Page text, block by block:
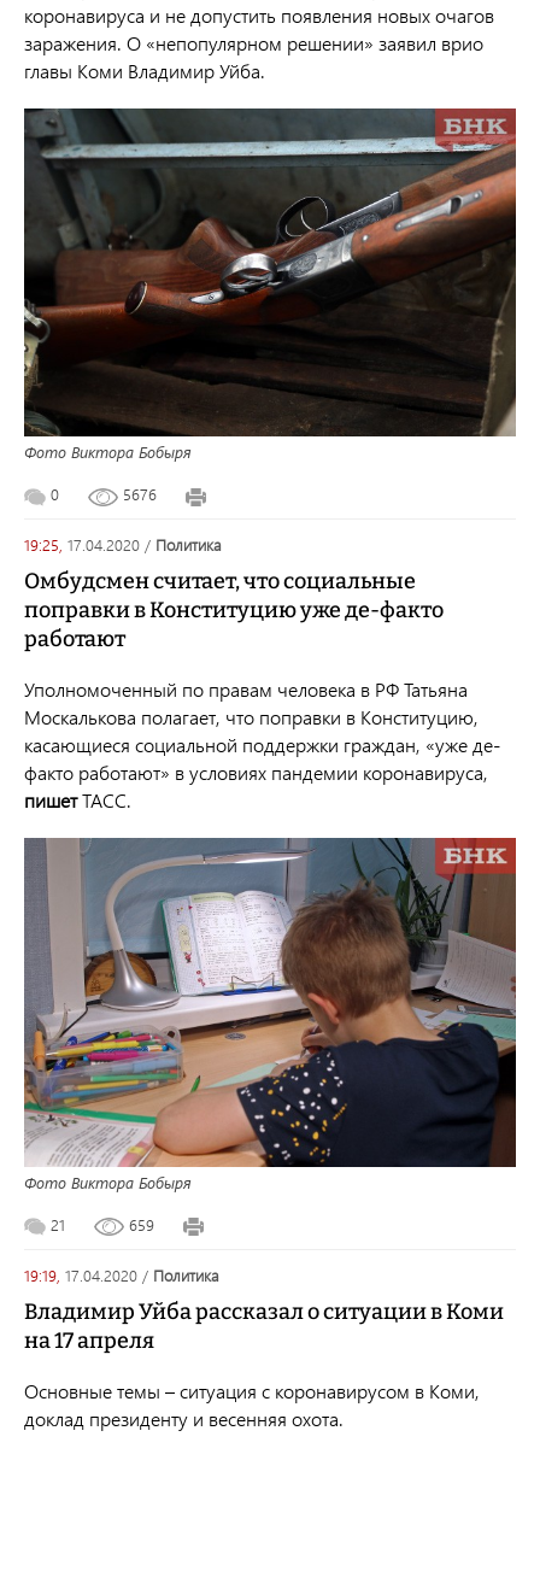
коронавируса и не допустить появления новых очагов
заражения. О «непопулярном решении» заявил врио
главы Коми Владимир Уйба.
Фото Виктора Бобыря
0 5676
19:25, 17.04.2020 / политика
Омбудсмен считает, что социальные
поправки в Конституцию уже де-факто
работают
Уполномоченный по правам человека в РФ Татьяна
Москалькова полагает, что поправки в Конституцию,
касающиеся социальной поддержки граждан, «уже де-
факто работают» в условиях пандемии коронавируса,
пишетТАСС.
Фото Виктора Бобыря
21 659
19:19, 17.04.2020 / политика
Владимир Уйба рассказал о ситуации в Коми
на 17 апреля
Основные темы – ситуация с коронавирусом в Коми,
доклад президенту и весенняя охота.